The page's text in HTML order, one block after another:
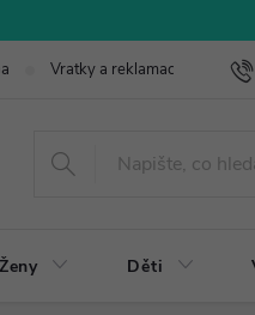
Vratky a reklamace
Ženy Děti